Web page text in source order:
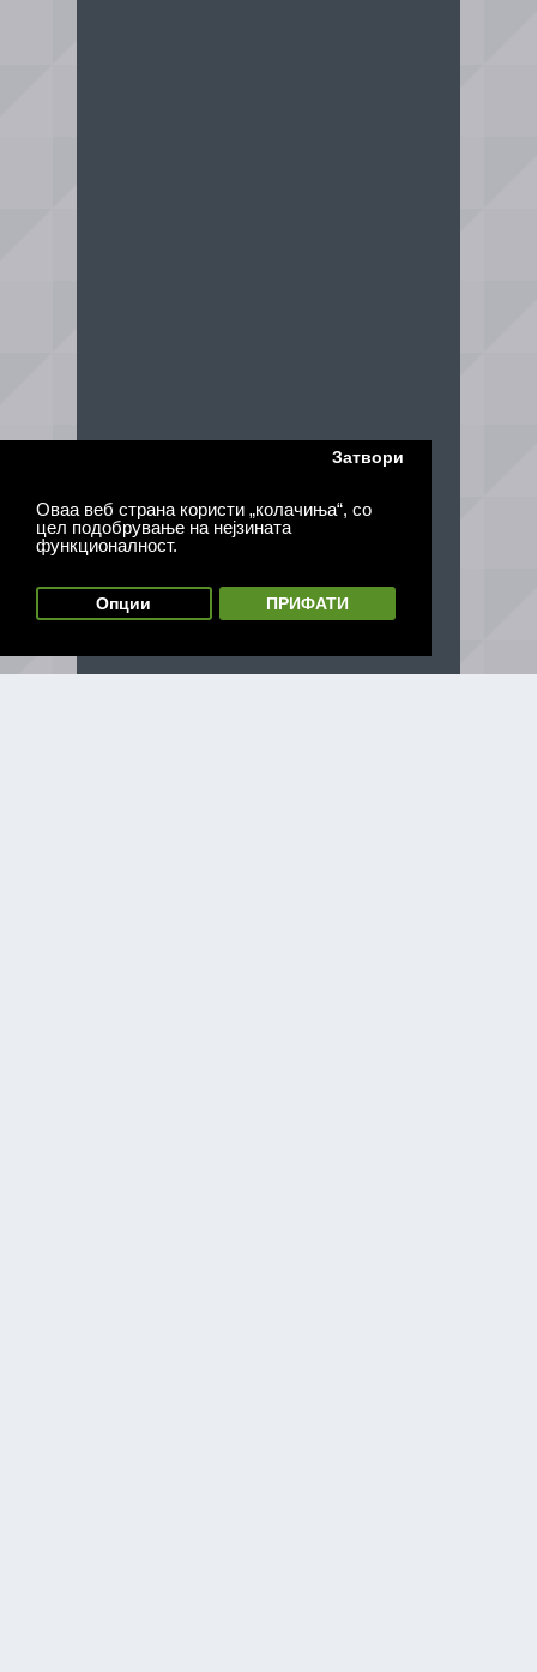
Оваа веб страна користи „колачиња“, со
цел подобрување на нејзината
функционалност.
Затвори
Опции ПРИФАТИ